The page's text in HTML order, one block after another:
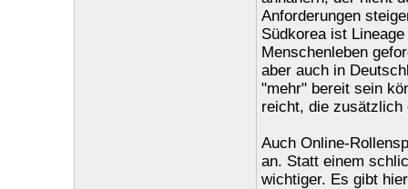
Anforderungen
Südkorea ist
Menschenleben
aber auch in
"mehr" bereit sein
reicht, die zusätzlich
Auch Online-
an. Statt einem
wichtiger. Es gibt